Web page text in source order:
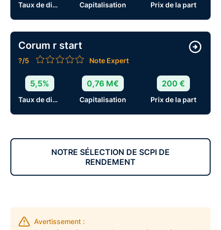
Taux de distribution Capitalisation Prix de la part
Corum r start
?/5 Note Expert
5,5%
Taux de distribution
0,76 M€
Capitalisation
200 €
Prix de la part
NOTRE SÉLECTION DE SCPI DE
RENDEMENT
Avertissement :